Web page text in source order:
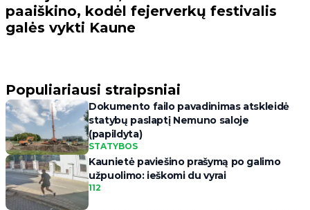
paaiškino, kodėl fejerverkų festivalis
galės vykti Kaune
Populiariausi straipsniai
Dokumento failo pavadinimas atskleidė
statybų paslaptį Nemuno saloje
(papildyta)
STATYBOS
Kaunietė paviešino prašymą po galimo
užpuolimo: ieškomi du vyrai
112